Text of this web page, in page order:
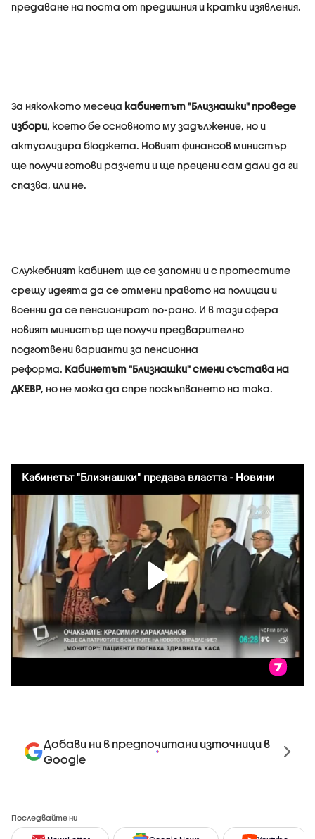
предаване на поста от предишния и кратки изявления.
За няколкото месеца кабинетът "Близнашки" проведе
избори, което бе основното му задължение, но и
актуализира бюджета. Новият финансов министър
ще получи готови разчети и ще прецени сам дали да ги
спазва, или не.
Служебният кабинет ще се запомни и с протестите
срещу идеята да се отмени правото на полицаи и
военни да се пенсионират по-рано. И в тази сфера
новият министър ще получи предварително
подготвени варианти за пенсионна
реформа. Кабинетът "Близнашки" смени състава на
ДКЕВР, но не можа да спре поскъпването на тока.
Добави ни в предпочитани източници в
Google
Последвайте ни